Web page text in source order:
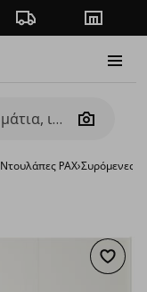
Πορεία παραγγελίας
Camera
Ντουλάπες PAX›Συρόμενες